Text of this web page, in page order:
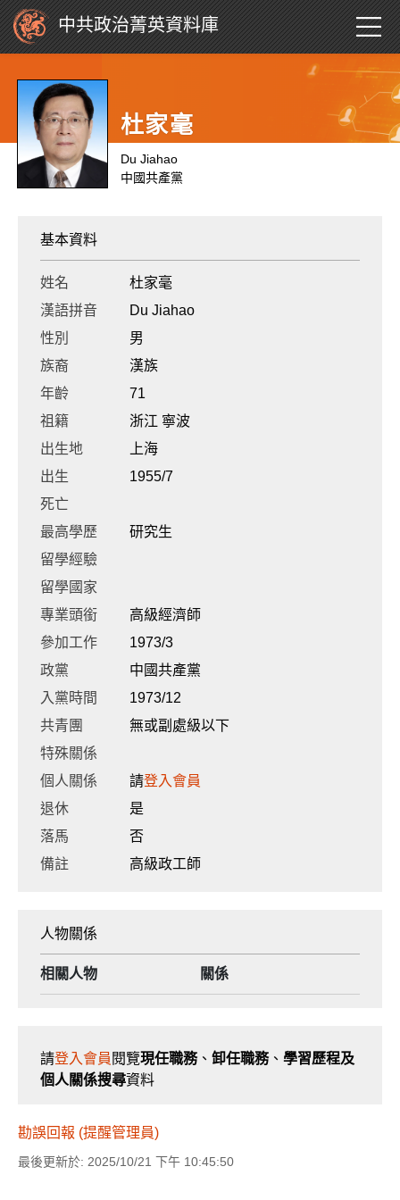
中共政治菁英資料庫
杜家毫
Du Jiahao
中國共產黨
基本資料
姓名
杜家毫
漢語拼音
Du Jiahao
性別
男
族裔
漢族
年齡
71
祖籍
浙江 寧波
出生地
上海
出生
1955/7
死亡
最高學歷
研究生
留學經驗
留學國家
專業頭銜
高級經濟師
參加工作
1973/3
政黨
中國共產黨
入黨時間
1973/12
共青團
無或副處級以下
特殊關係
個人關係
請登入會員
退休
是
落馬
否
備註
高級政工師
人物關係
相關人物 關係
請登入會員 閱覽現任職務、 卸任職務、 學習歷程及
個人關係搜尋資料
勘誤回報 (提醒管理員)
最後更新於: 2025/10/21 下午 10:45:50